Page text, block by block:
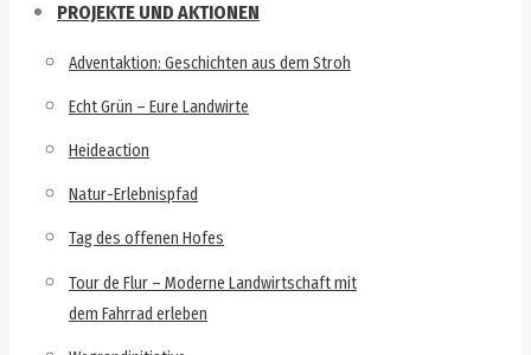
PROJEKTE UND AKTIONEN
Adventaktion: Geschichten aus dem Stroh
Echt Grün – Eure Landwirte
Heideaction
Natur-Erlebnispfad
Tag des offenen Hofes
Tour de Flur – Moderne Landwirtschaft mit
dem Fahrrad erleben